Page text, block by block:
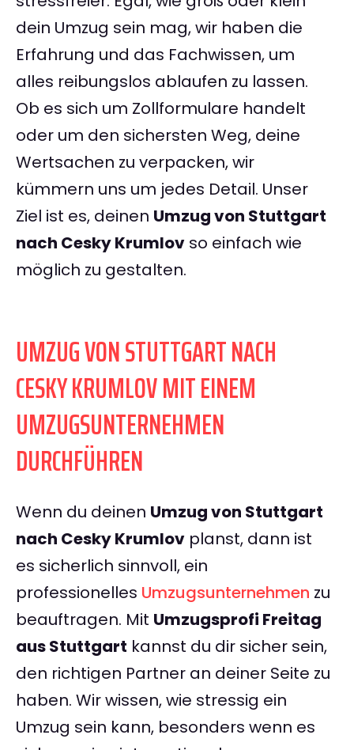
dein Umzug sein mag, wir haben die
Erfahrung und das Fachwissen, um
alles reibungslos ablaufen zu lassen.
Ob es sich um Zollformulare handelt
oder um den sichersten Weg, deine
Wertsachen zu verpacken, wir
kümmern uns um jedes Detail. Unser
Ziel ist es, deinen Umzug von Stuttgart
nach Cesky Krumlov so einfach wie
möglich zu gestalten.
UMZUG VON STUTTGART NACH
CESKY KRUMLOV MIT EINEM
UMZUGSUNTERNEHMEN
DURCHFÜHREN
Wenn du deinen Umzug von Stuttgart
nach Cesky Krumlov planst, dann ist
es sicherlich sinnvoll, ein
professionelles Umzugsunternehmen zu
beauftragen. Mit Umzugsprofi Freitag
aus Stuttgart kannst du dir sicher sein,
den richtigen Partner an deiner Seite zu
haben. Wir wissen, wie stressig ein
Umzug sein kann, besonders wenn es